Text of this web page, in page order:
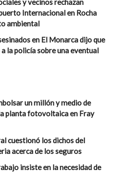
y vecinos rechazan
Internacional en Rocha
ambiental
en El Monarca dijo que
la policía sobre una eventual
un millón y medio de
planta fotovoltaica en Fray
cuestionó los dichos del
acerca de los seguros
insiste en la necesidad de